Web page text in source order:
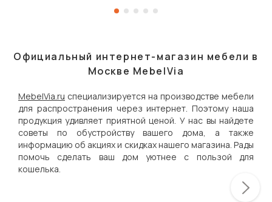
Официальный интернет-магазин мебели в
Москве MebelVia
MebelVia.ru специализируется на производстве мебели
для распространения через интернет. Поэтому наша
продукция удивляет приятной ценой. У нас вы найдете
советы по обустройству вашего дома, а также
информацию об акциях и скидках нашего магазина. Рады
помочь сделать ваш дом уютнее с пользой для
кошелька.